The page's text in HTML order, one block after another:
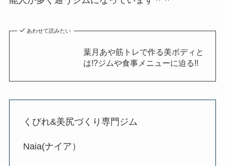
あわせて読みたい
葉月あや筋トレで作る美ボディと
は!?ジムや食事メニューに迫る!!
くびれ&美尻づくり専門ジム
Naia(ナイア）